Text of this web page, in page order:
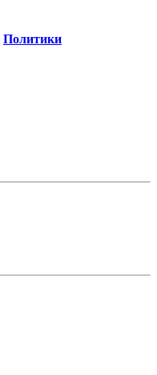
Политики